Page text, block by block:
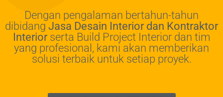
Dengan pengalaman bertahun-tahun
dibidang Jasa Desain Interior dan Kontraktor
Interiorserta Build Project Interior dan tim
yang profesional, kami akan memberikan
solusi terbaik untuk setiap proyek.